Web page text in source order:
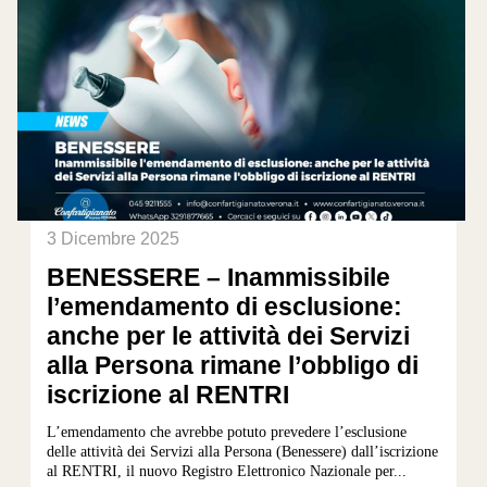
3 Dicembre 2025
BENESSERE – Inammissibile
l’emendamento di esclusione:
anche per le attività dei Servizi
alla Persona rimane l’obbligo di
iscrizione al RENTRI
L’emendamento che avrebbe potuto prevedere l’esclusione
delle attività dei Servizi alla Persona (Benessere) dall’iscrizione
al RENTRI, il nuovo Registro Elettronico Nazionale per...